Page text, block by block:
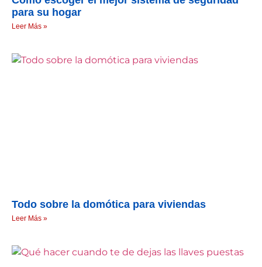
para su hogar
Leer Más »
Todo sobre la domótica para viviendas
Leer Más »